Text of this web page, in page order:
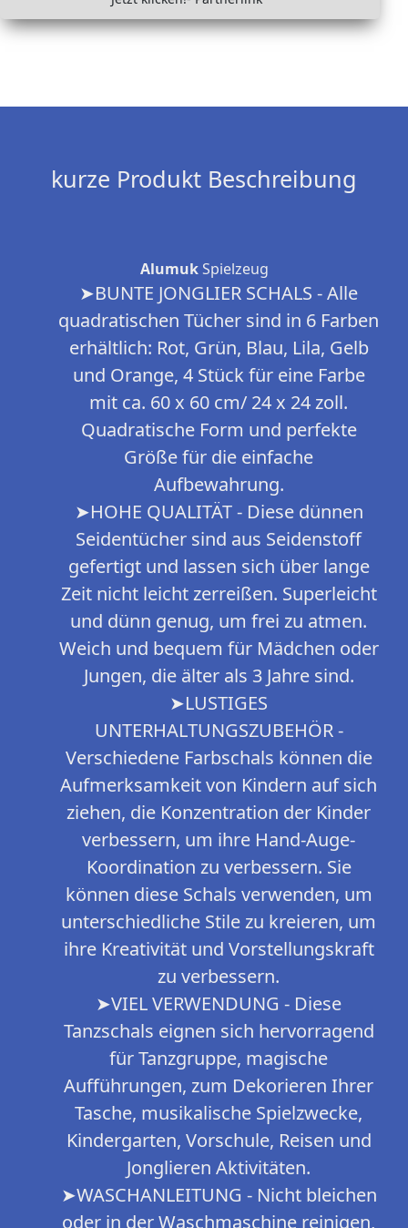
kurze Produkt Beschreibung
AlumukSpielzeug
➤BUNTE JONGLIER SCHALS - Alle
quadratischen Tücher sind in 6 Farben
erhältlich: Rot, Grün, Blau, Lila, Gelb
und Orange, 4 Stück für eine Farbe
mit ca. 60 x 60 cm/ 24 x 24 zoll.
Quadratische Form und perfekte
Größe für die einfache
Aufbewahrung.
➤HOHE QUALITÄT - Diese dünnen
Seidentücher sind aus Seidenstoff
gefertigt und lassen sich über lange
Zeit nicht leicht zerreißen. Superleicht
und dünn genug, um frei zu atmen.
Weich und bequem für Mädchen oder
Jungen, die älter als 3 Jahre sind.
➤LUSTIGES
UNTERHALTUNGSZUBEHÖR -
Verschiedene Farbschals können die
Aufmerksamkeit von Kindern auf sich
ziehen, die Konzentration der Kinder
verbessern, um ihre Hand-Auge-
Koordination zu verbessern. Sie
können diese Schals verwenden, um
unterschiedliche Stile zu kreieren, um
ihre Kreativität und Vorstellungskraft
zu verbessern.
➤VIEL VERWENDUNG - Diese
Tanzschals eignen sich hervorragend
für Tanzgruppe, magische
Aufführungen, zum Dekorieren Ihrer
Tasche, musikalische Spielzwecke,
Kindergarten, Vorschule, Reisen und
Jonglieren Aktivitäten.
➤WASCHANLEITUNG - Nicht bleichen
oder in der Waschmaschine reinigen,